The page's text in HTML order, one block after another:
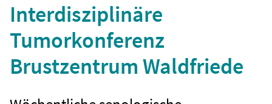
Interdisziplinäre
Tumorkonferenz
Brustzentrum Waldfriede